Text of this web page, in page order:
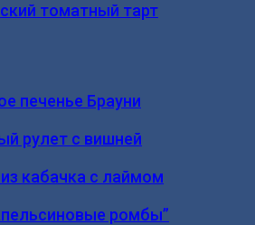
томатный тарт
печенье Брауни
рулет с вишней
кабачка с лаймом
ромбы”